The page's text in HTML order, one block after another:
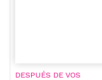
DESPUÉS DE VOS